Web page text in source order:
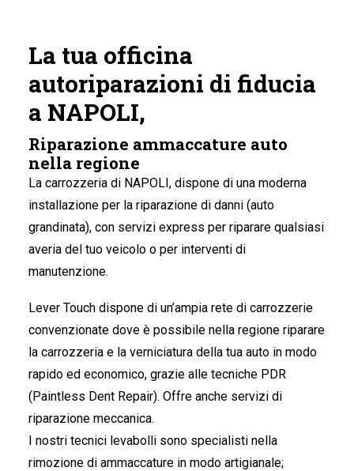
La tua officina
autoriparazioni di fiducia
a NAPOLI,
Riparazione ammaccature auto
nella regione
La carrozzeria di NAPOLI, dispone di una moderna
installazione per la riparazione di danni (auto
grandinata), con servizi express per riparare qualsiasi
averia del tuo veicolo o per interventi di
manutenzione.
Lever Touch dispone di un’ampia rete di carrozzerie
convenzionate dove è possibile nella regione riparare
la carrozzeria e la verniciatura della tua auto in modo
rapido ed economico, grazie alle tecniche PDR
(Paintless Dent Repair). Offre anche servizi di
riparazione meccanica.
I nostri tecnici levabolli sono specialisti nella
rimozione di ammaccature in modo artigianale;